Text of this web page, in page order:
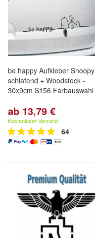
be happy Aufkleber Snoopy
schlafend + Woodstock -
30x9cm S156 Farbauswahl
ab 13,79 €
Kostenloser Versand
64